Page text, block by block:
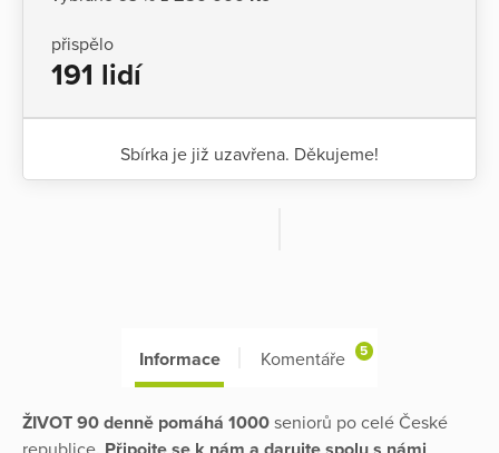
přispělo
191 lidí
Sbírka je již uzavřena. Děkujeme!
Informace Komentáře 5
ŽIVOT 90 denně pomáhá 1000 seniorů po celé České